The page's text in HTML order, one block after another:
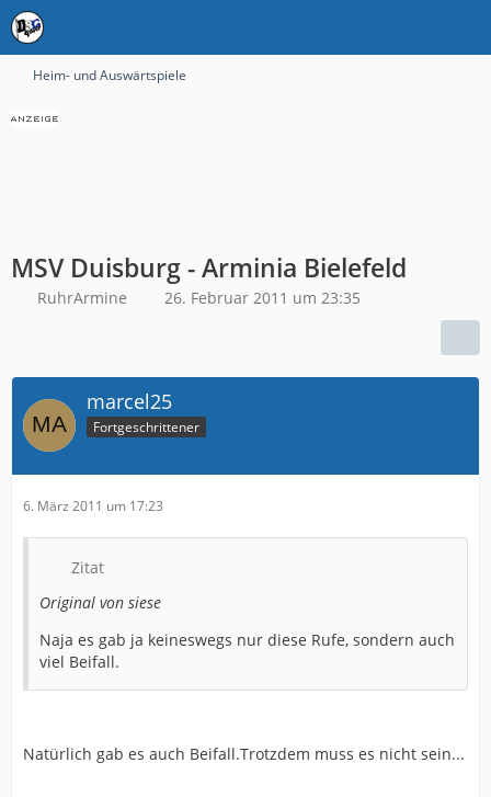
Heim- und Auswärtspiele
MSV Duisburg - Arminia Bielefeld
RuhrArmine 26. Februar 2011 um 23:35
marcel25
Fortgeschrittener
6. März 2011 um 17:23
Zitat
Original von siese
Naja es gab ja keineswegs nur diese Rufe, sondern auch
viel Beifall.
Natürlich gab es auch Beifall.Trotzdem muss es nicht sein...